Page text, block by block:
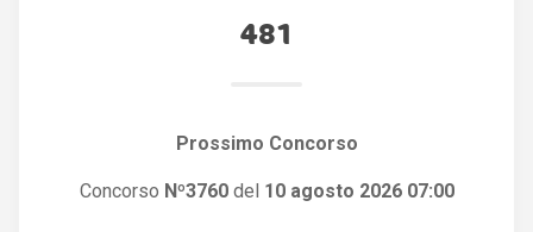
481
Prossimo Concorso
Concorso Nº3760del 10 agosto 2026 07:00